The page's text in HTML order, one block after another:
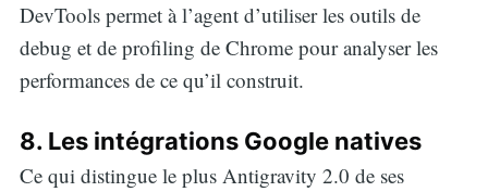
DevTools permet à l’agent d’utiliser les outils de
debug et de profiling de Chrome pour analyser les
performances de ce qu’il construit.
8. Les intégrations Google natives
Ce qui distingue le plus Antigravity 2.0 de ses